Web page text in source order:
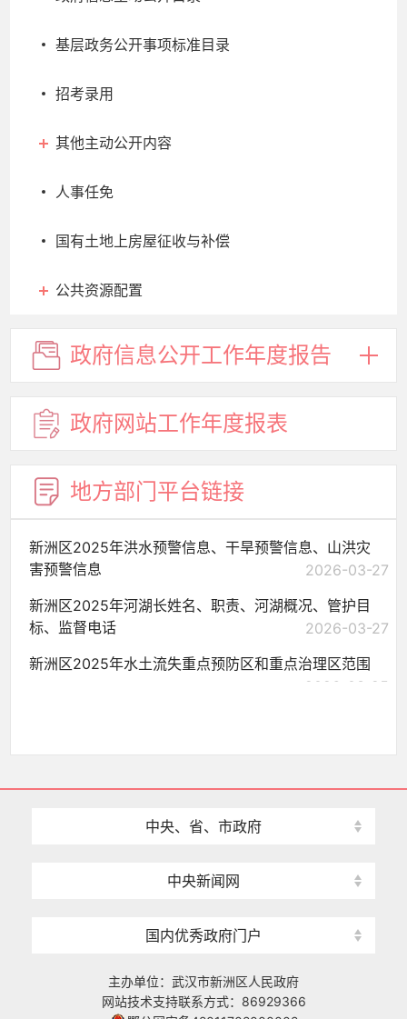
基层政务公开事项标准目录
招考录用
其他主动公开内容
人事任免
国有土地上房屋征收与补偿
公共资源配置
政府信息公开工作年度报告
政府网站工作年度报表
地方部门平台链接
新洲区2025年洪水预警信息、干旱预警信息、山洪灾
害预警信息
2026-03-27
新洲区2025年河湖长姓名、职责、河湖概况、管护目
标、监督电话
2026-03-27
新洲区2025年水土流失重点预防区和重点治理区范围
2026-03-25
中央、省、市政府
中央新闻网
国内优秀政府门户
主办单位：武汉市新洲区人民政府
网站技术支持联系方式：86929366